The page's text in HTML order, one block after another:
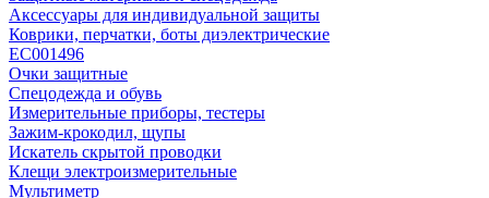
Аксессуары для индивидуальной защиты
Коврики, перчатки, боты диэлектрические
EC001496
Очки защитные
Спецодежда и обувь
Измерительные приборы, тестеры
Зажим-крокодил, щупы
Искатель скрытой проводки
Клещи электроизмерительные
Мультиметр